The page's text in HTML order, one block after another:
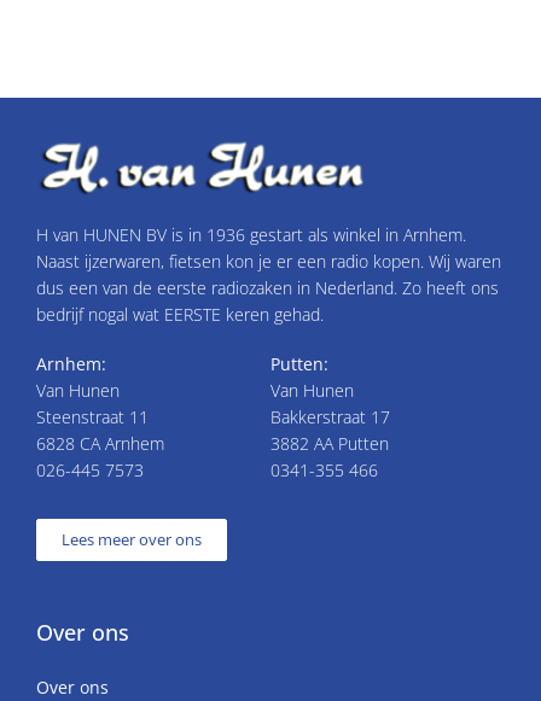
H van HUNEN BV is in 1936 gestart als winkel in Arnhem.
Naast ijzerwaren, fietsen kon je er een radio kopen. Wij waren
dus een van de eerste radiozaken in Nederland. Zo heeft ons
bedrijf nogal wat EERSTE keren gehad.
Arnhem:
Van Hunen
Steenstraat 11
6828 CA Arnhem
026-445 7573
Putten:
Van Hunen
Bakkerstraat 17
3882 AA Putten
0341-355 466
Lees meer over ons
Over ons
Over ons